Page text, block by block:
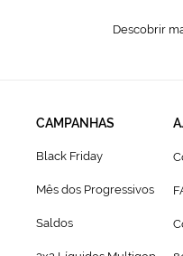
Descobrir
CAMPANHAS
Black Friday
Mês dos Progressivos
Saldos